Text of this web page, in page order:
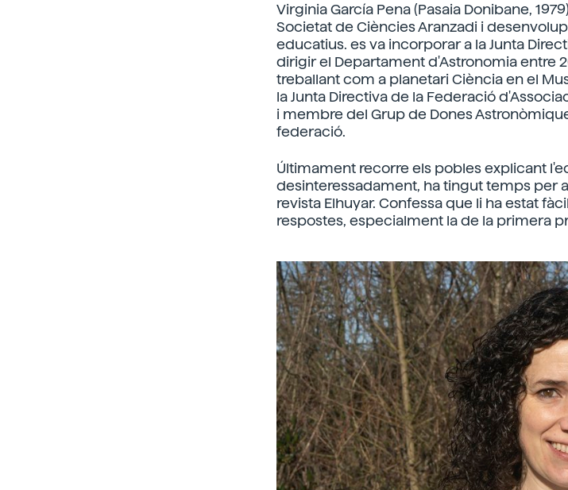
Virginia García Pena (Pasaia Donibane,
Societat de Ciències Aranzadi i
educatius. es va incorporar a la Junta
dirigir el Departament d'Astronomia entre
treballant com a planetari Ciència en el
la Junta Directiva de la Federació
i membre del Grup de Dones
federació.
Últimament recorre els pobles explicant
desinteressadament, ha tingut temps per
revista Elhuyar. Confessa que li ha estat
respostes, especialment la de la primera